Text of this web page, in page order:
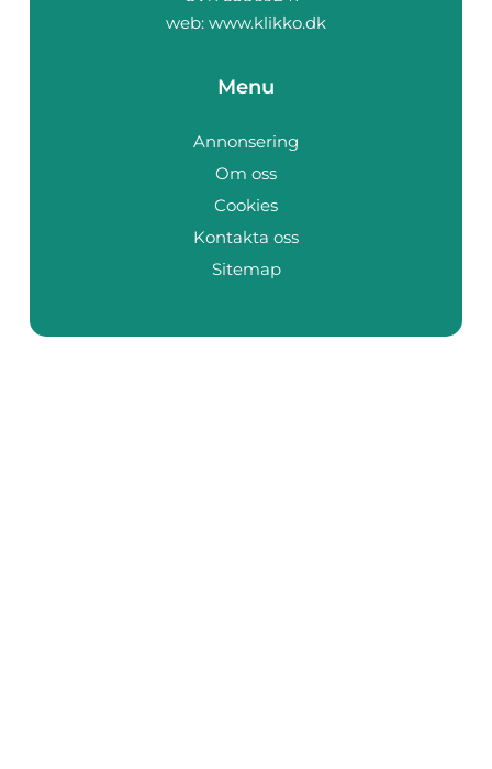
web: www.klikko.dk
Menu
Annonsering
Om oss
Cookies
Kontakta oss
Sitemap